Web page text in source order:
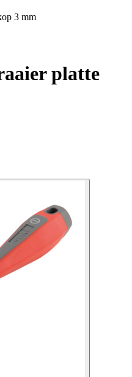
3 mm
platte